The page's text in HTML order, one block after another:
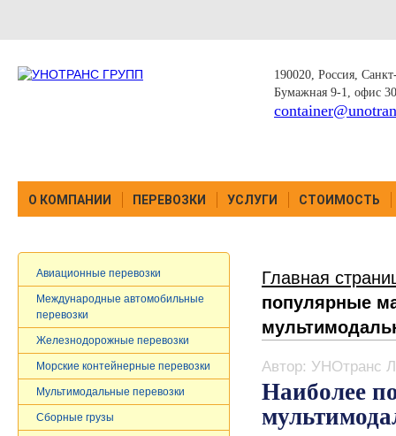
190020, Россия,
Бумажная 9-1, офис
О КОМПАНИИ ПЕРЕВОЗКИ УСЛУГИ СТОИМОСТЬ
Главная
популярные
Автор: УНОтранс
Наиболее
Авиационные перевозки
Международные автомобильные
перевозки
Железнодорожные перевозки
Морские контейнерные перевозки
Мультимодальные перевозки
Сборные грузы